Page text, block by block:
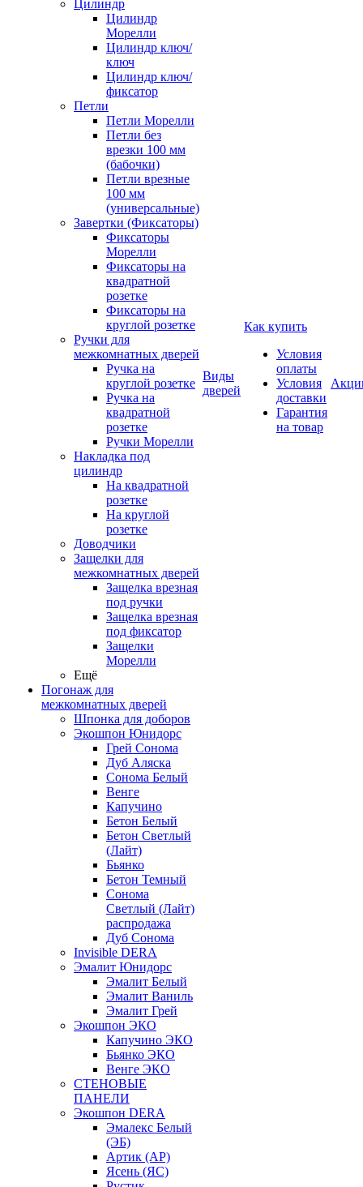
Цилиндр
Цилиндр
Морелли
Цилиндр ключ/
ключ
Цилиндр ключ/
фиксатор
Петли
Петли Морелли
Петли без
врезки 100 мм
(бабочки)
Петли врезные
100 мм
(универсальные)
Завертки (Фиксаторы)
Фиксаторы
Морелли
Фиксаторы на
квадратной
розетке
Фиксаторы на
круглой розетке
Ручки для
межкомнатных дверей
Ручка на
круглой розетке
Ручка на
квадратной
розетке
Ручки Морелли
Накладка под
цилиндр
На квадратной
розетке
На круглой
розетке
Доводчики
Защелки для
межкомнатных дверей
Защелка врезная
под ручки
Защелка врезная
под фиксатор
Защелки
Морелли
Ещё
Погонаж для
межкомнатных дверей
Шпонка для доборов
Экошпон Юнидорс
Грей Сонома
Дуб Аляска
Сонома Белый
Венге
Капучино
Бетон Белый
Бетон Светлый
(Лайт)
Бьянко
Бетон Темный
Сонома
Светлый (Лайт)
распродажа
Дуб Сонома
Invisible DERA
Эмалит Юнидорс
Эмалит Белый
Эмалит Ваниль
Эмалит Грей
Экошпон ЭКО
Капучино ЭКО
Бьянко ЭКО
Венге ЭКО
СТЕНОВЫЕ
ПАНЕЛИ
Экошпон DERA
Эмалекс Белый
(ЭБ)
Артик (АР)
Ясень (ЯС)
Виды
дверей
Как купить
Условия
оплаты
Условия
доставки
Гарантия
на товар